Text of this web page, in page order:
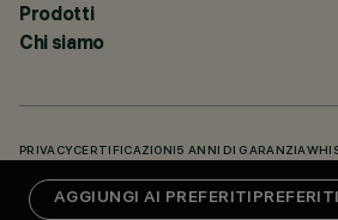
AGGIUNGI AI PREFERITI PREFERITI
Prodotti
Chi siamo
PRIVACY CERTIFICAZIONI 5 ANNI DI GARANZIA
KNOWLEDGE BASE (LOGIN NECESSARIO)